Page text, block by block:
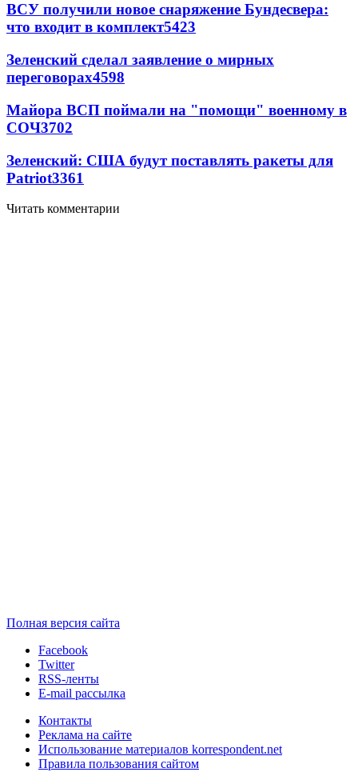
ВСУ получили новое снаряжение Бундесвера:
что входит в комплект5423
Зеленский сделал заявление о мирных
переговорах4598
Майора ВСП поймали на "помощи" военному в
СОЧ3702
Зеленский: США будут поставлять ракеты для
Patriot3361
Читать комментарии
Полная версия сайта
Facebook
Twitter
RSS-ленты
E-mail рассылка
Контакты
Реклама на сайте
Использование материалов korrespondent.net
Правила пользования сайтом